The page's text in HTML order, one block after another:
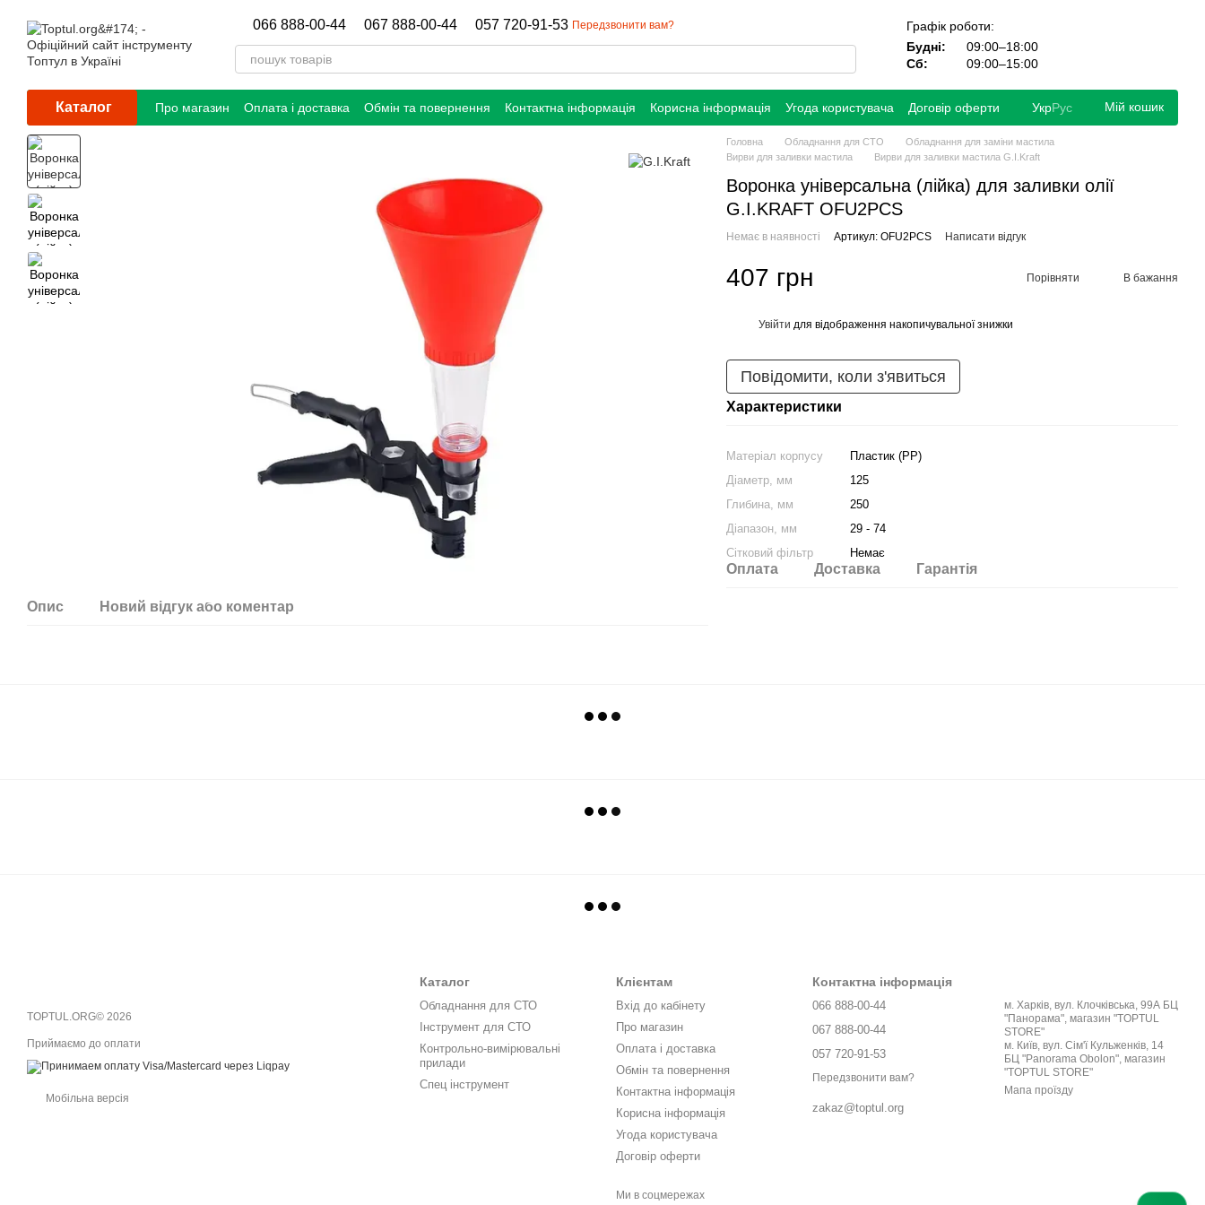
066 888-00-44 067 888-00-44 057 720-91-53 Передзвонити вам?
Графік роботи:
Будні:
09:00–18:00
Сб:
09:00–15:00
Каталог Про магазин Оплата і доставка Обмін та повернення Контактна інформація Корисна інформація Угода користувача Договір оферти УкрРус Мій кошик
Опис Новий відгук або коментар
Головна Обладнання для СТО
Обладнання для заміни мастила
Вирви для заливки мастила
Вирви для заливки мастила G.I.Kraft
Воронка універсальна (лійка) для заливки олії
G.I.KRAFT OFU2PCS
Немає в наявності Артикул: OFU2PCS Написати відгук
407 грн Порівняти В бажання
Увійти для відображення накопичувальної знижки
Повідомити, коли з'явиться
Характеристики
Матеріал корпусу
Пластик (PP)
Діаметр, мм
125
Глибина, мм
250
Діапазон, мм
29 - 74
Сітковий фільтр
Немає
Оплата Доставка Гарантія
TOPTUL.ORG© 2026
Приймаємо до оплати
Мобільна версія
Каталог
Обладнання для СТО
Інструмент для СТО
Контрольно-вимірювальні
прилади
Спец інструмент
Клієнтам
Вхід до кабінету
Про магазин
Оплата і доставка
Обмін та повернення
Контактна інформація
Корисна інформація
Угода користувача
Договір оферти
Ми в соцмережах
Контактна інформація
066 888-00-44
067 888-00-44
057 720-91-53
Передзвонити вам?
zakaz@toptul.org
м. Харків, вул. Клочківська, 99А БЦ
"Панорама", магазин "TOPTUL
STORE"
м. Київ, вул. Сім'ї Кульженків, 14
БЦ "Panorama Obolon", магазин
"TOPTUL STORE"
Мапа проїзду